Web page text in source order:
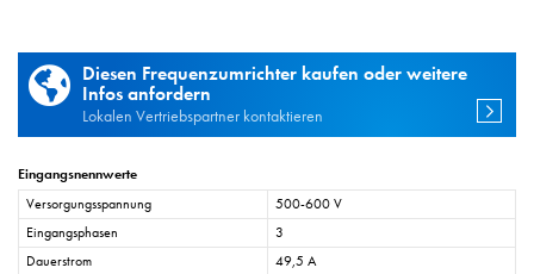
Diesen Frequenzumrichter kaufen oder weitere
Infos anfordern
Lokalen Vertriebspartner kontaktieren
Eingangsnennwerte
Versorgungsspannung
500-600 V
Eingangsphasen
3
Dauerstrom
49,5 A